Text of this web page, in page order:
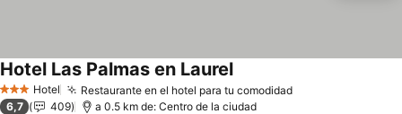
3 Estrellas
Hotel Restaurante en el hotel para tu comodidadVer precios
Hotel Las Palmas en LaurelVer precios
6,7 409 a 0.5 km de: Centro de la ciudad